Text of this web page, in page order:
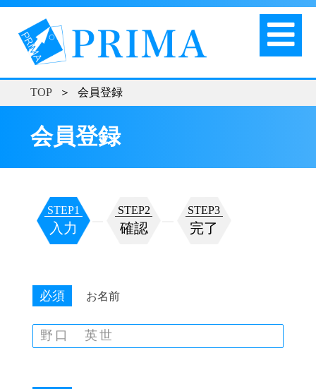
TOP ＞ 会員登録
会員登録
STEP1
入力
STEP2
確認
STEP3
完了
必須 お名前